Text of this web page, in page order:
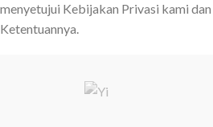
menyetujui Kebijakan Privasi kami
Ketentuannya.